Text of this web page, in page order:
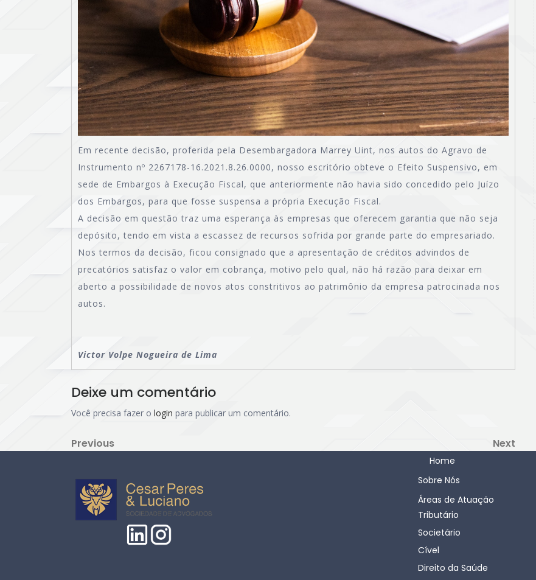
Em recente decisão, proferida pela Desembargadora Marrey Uint, nos autos do Agravo de
Instrumento nº 2267178-16.2021.8.26.0000, nosso escritório obteve o Efeito Suspensivo, em
sede de Embargos à Execução Fiscal, que anteriormente não havia sido concedido pelo Juízo
dos Embargos, para que fosse suspensa a própria Execução Fiscal.
A decisão em questão traz uma esperança às empresas que oferecem garantia que não seja
depósito, tendo em vista a escassez de recursos sofrida por grande parte do empresariado.
Nos termos da decisão, ficou consignado que a apresentação de créditos advindos de
precatórios satisfaz o valor em cobrança, motivo pelo qual, não há razão para deixar em
aberto a possibilidade de novos atos constritivos ao patrimônio da empresa patrocinada nos
autos.
Victor Volpe Nogueira de Lima
Deixe um comentário
Você precisa fazer o login para publicar um comentário.
Navegação
Post
Previous
Post
Previous
Post
Next
Home
Sobre Nós
Áreas de Atuação
Tributário
Societário
Cível
Direito da Saúde